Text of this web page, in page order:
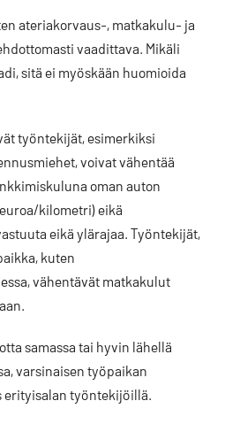
ateriakorvaus-, matkakulu- ja
vaadittava. Mikäli
sitä ei myöskään huomioida
työntekijät, esimerkiksi
voivat vähentää
oman auton
kilometri) eikä
eikä ylärajaa. Työntekijät,
kuten
vähentävät matkakulut
samassa tai hyvin lähellä
varsinaisen työpaikan
erityisalan työntekijöillä.